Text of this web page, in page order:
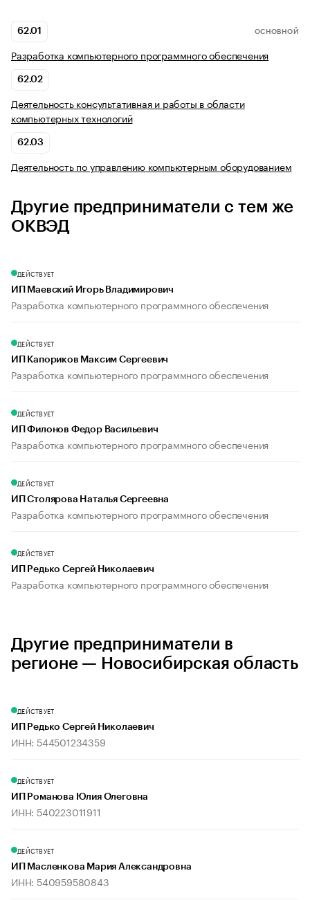
62.01 ОСНОВНОЙ
Разработка компьютерного программного обеспечения
62.02
Деятельность консультативная и работы в области
компьютерных технологий
62.03
Деятельность по управлению компьютерным оборудованием
Другие предприниматели с тем же
ОКВЭД
ДЕЙСТВУЕТ
ИП Маевский Игорь Владимирович
Разработка компьютерного программного обеспечения
ДЕЙСТВУЕТ
ИП Капориков Максим Сергеевич
Разработка компьютерного программного обеспечения
ДЕЙСТВУЕТ
ИП Филонов Федор Васильевич
Разработка компьютерного программного обеспечения
ДЕЙСТВУЕТ
ИП Столярова Наталья Сергеевна
Разработка компьютерного программного обеспечения
ДЕЙСТВУЕТ
ИП Редько Сергей Николаевич
Разработка компьютерного программного обеспечения
Другие предприниматели в
регионе — Новосибирская область
ДЕЙСТВУЕТ
ИП Редько Сергей Николаевич
ИНН: 544501234359
ДЕЙСТВУЕТ
ИП Романова Юлия Олеговна
ИНН: 540223011911
ДЕЙСТВУЕТ
ИП Масленкова Мария Александровна
ИНН: 540959580843